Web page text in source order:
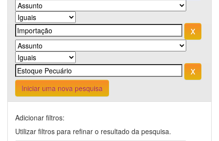
Iniciar uma nova pesquisa
Adicionar filtros:
Utilizar filtros para refinar o resultado da pesquisa.